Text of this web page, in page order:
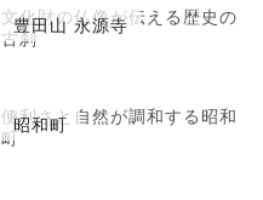
豊田山 永源寺
文化財の仏像が伝える歴史の
古刹
昭和町
便利さと自然が調和する昭和
町